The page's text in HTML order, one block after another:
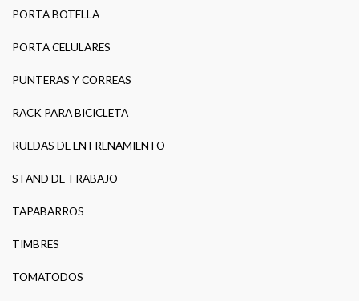
PORTA BOTELLA
PORTA CELULARES
PUNTERAS Y CORREAS
RACK PARA BICICLETA
RUEDAS DE ENTRENAMIENTO
STAND DE TRABAJO
TAPABARROS
TIMBRES
TOMATODOS